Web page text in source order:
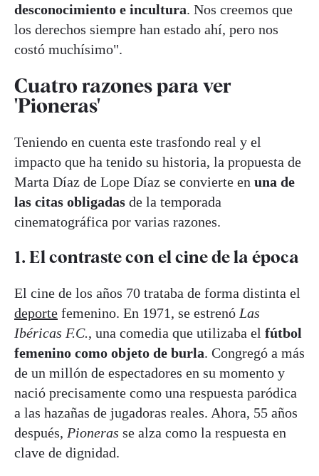
desconocimiento e incultura. Nos creemos que
los derechos siempre han estado ahí, pero nos
costó muchísimo".
Cuatro razones para ver
'Pioneras'
Teniendo en cuenta este trasfondo real y el
impacto que ha tenido su historia, la propuesta de
Marta Díaz de Lope Díaz se convierte en una de
las citas obligadas de la temporada
cinematográfica por varias razones.
1. El contraste con el cine de la época
El cine de los años 70 trataba de forma distinta el
deporte femenino. En 1971, se estrenó Las
Ibéricas F.C., una comedia que utilizaba el fútbol
femenino como objeto de burla. Congregó a más
de un millón de espectadores en su momento y
nació precisamente como una respuesta paródica
a las hazañas de jugadoras reales. Ahora, 55 años
después, Pioneras se alza como la respuesta en
clave de dignidad.